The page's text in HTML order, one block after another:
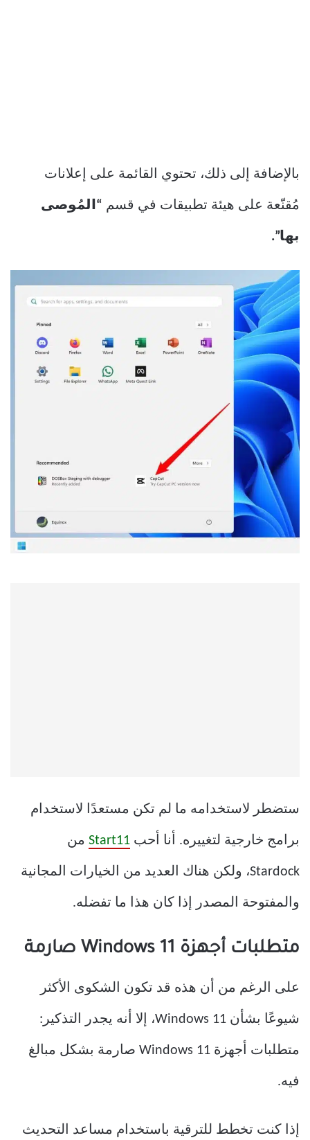
بالإضافة إلى ذلك، تحتوي القائمة على إعلانات
مُقنّعة على هيئة تطبيقات في قسم “المُوصى
بها”.
ستضطر لاستخدامه ما لم تكن مستعدًا لاستخدام
برامج خارجية لتغييره. أنا أحب Start11 من
Stardock، ولكن هناك العديد من الخيارات المجانية
والمفتوحة المصدر إذا كان هذا ما تفضله.
متطلبات أجهزة Windows 11 صارمة
على الرغم من أن هذه قد تكون الشكوى الأكثر
شيوعًا بشأن Windows 11، إلا أنه يجدر التذكير:
متطلبات أجهزة Windows 11 صارمة بشكل مبالغ
فيه.
إذا كنت تخطط للترقية باستخدام مساعد التحديث